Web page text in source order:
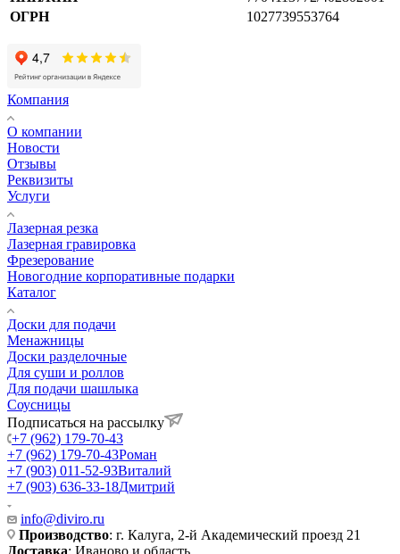
ОГРН
1027739553764
Компания
О компании
Новости
Отзывы
Реквизиты
Услуги
Лазерная резка
Лазерная гравировка
Фрезерование
Новогодние корпоративные подарки
Каталог
Доски для подачи
Менажницы
Доски разделочные
Для суши и роллов
Для подачи шашлыка
Соусницы
Подписаться на рассылку
+7 (962) 179-70-43
+7 (962) 179-70-43Роман
+7 (903) 011-52-93Виталий
+7 (903) 636-33-18Дмитрий
info@diviro.ru
Производство: г. Калуга, 2-й Академический проезд 21
Доставка: Иваново и область